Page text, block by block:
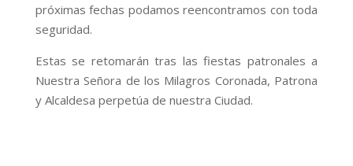
próximas fechas podamos reencontramos con toda
seguridad.
Estas se retomarán tras las fiestas patronales a
Nuestra Señora de los Milagros Coronada, Patrona
y Alcaldesa perpetúa de nuestra Ciudad.